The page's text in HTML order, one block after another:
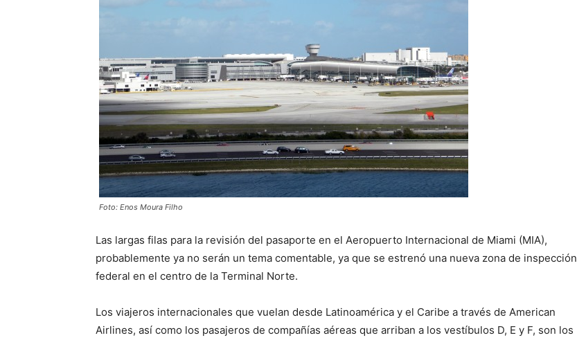
Foto: Enos Moura Filho
Las largas filas para la revisión del pasaporte en el Aeropuerto Internacional de Miami (MIA),
probablemente ya no serán un tema comentable, ya que se estrenó una nueva zona de inspección
federal en el centro de la Terminal Norte.
Los viajeros internacionales que vuelan desde Latinoamérica y el Caribe a través de American
Airlines, así como los pasajeros de compañías aéreas que arriban a los vestíbulos D, E y F, son los